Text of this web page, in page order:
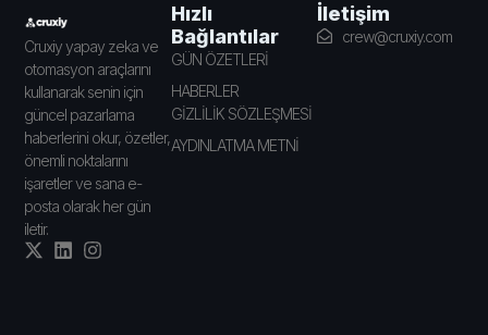
Cruxiy yapay zeka ve
otomasyon araçlarını
kullanarak senin için
güncel pazarlama
haberlerini okur, özetler,
önemli noktalarını
işaretler ve sana e-
posta olarak her gün
iletir.
Hızlı
Bağlantılar
GÜN ÖZETLERİ
HABERLER
GİZLİLİK SÖZLEŞMESİ
AYDINLATMA METNİ
İletişim
crew@cruxiy.com